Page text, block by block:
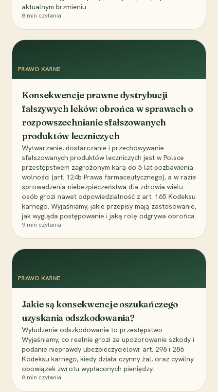
aktualnym brzmieniu.
8 min czytania
PRAWO KARNE
Konsekwencje prawne dystrybucji
fałszywych leków: obrońca w sprawach o
rozpowszechnianie sfałszowanych
produktów leczniczych
Wytwarzanie, dostarczanie i przechowywanie
sfałszowanych produktów leczniczych jest w Polsce
przestępstwem zagrożonym karą do 5 lat pozbawienia
wolności (art. 124b Prawa farmaceutycznego), a w razie
sprowadzenia niebezpieczeństwa dla zdrowia wielu
osób grozi nawet odpowiedzialność z art. 165 Kodeksu
karnego. Wyjaśniamy, jakie przepisy mają zastosowanie,
jak wygląda postępowanie i jaką rolę odgrywa obrońca.
9 min czytania
PRAWO KARNE
Jakie są konsekwencje oszukańczego
uzyskania odszkodowania?
Wyłudzenie odszkodowania to przestępstwo.
Wyjaśniamy, co realnie grozi za upozorowanie szkody i
podanie nieprawdy ubezpieczycielowi: art. 298 i 286
Kodeksu karnego, kiedy działa czynny żal, oraz cywilny
obowiązek zwrotu wypłaconych pieniędzy.
8 min czytania